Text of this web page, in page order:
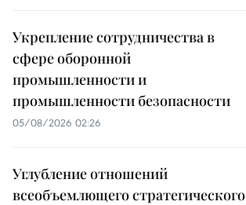
Укрепление сотрудничества в
сфере оборонной
промышленности и
промышленности безопасности
05/08/2026 02:26
Углубление отношений
всеобъемлющего стратегического